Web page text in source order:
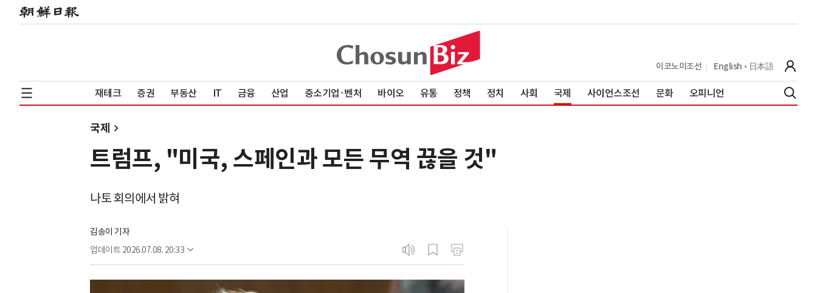
이코노미조선 English 日本語
재테크 증권 부동산 IT 금융 산업 중소기업·벤처 바이오 유통 정책 정치 사회 국제 사이언스조선 문화 오피니언
국제
트럼프, "미국, 스페인과 모든 무역 끊을 것"
나토 회의에서 밝혀
김송이 기자
업데이트 2026.07.08. 20:33